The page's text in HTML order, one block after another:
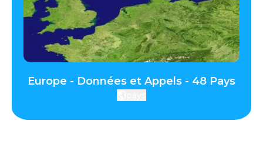
Europe - Données et Appels - 48 Pays